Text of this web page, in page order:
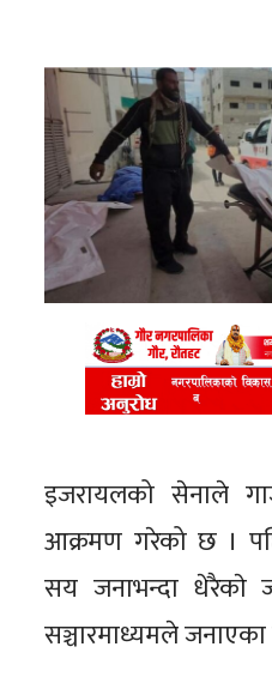
इजरायलको सेनाले
आक्रमण गरेको छ ।
सय जनाभन्दा धेरैकाे
सञ्चारमाध्यमले